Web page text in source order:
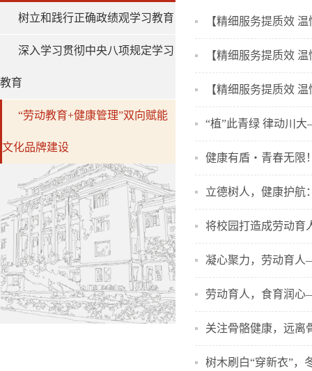
树立和践行正确政绩观学习教育
深入学习贯彻中央八项规定学习
教育
“劳动教育+健康管理”双向赋能
文化品牌建设
【精细服务提质效
【精细服务提质效
【精细服务提质效
“植”此青绿 律动川
健康有盾・青春无限
立德树人，健康护航
将校园打造成劳动育
凝心聚力，劳动育
劳动育人，食育润
关注骨骼健康，远
树木刷白“穿新衣”